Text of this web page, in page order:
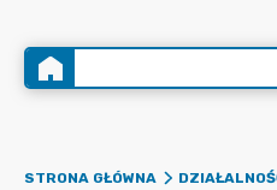
STRONA GŁÓWNA